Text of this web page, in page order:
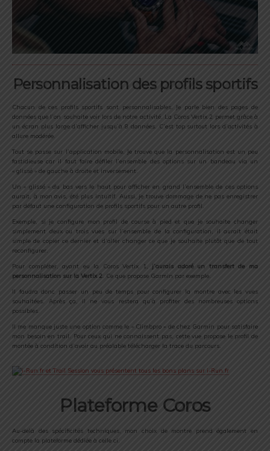
Personnalisation des profils sportifs
Chacun de ces profils sportifs sont personnalisables. Je parle bien des pages de
données que l’on souhaite voir lors de notre activité. La Coros Vertix 2 permet grâce à
un écran plus large d’afficher jusqu’à 8 données. C’est top surtout lors d’activités à
allure modérée.
Tout se passe sur l’application mobile. Je trouve que la personnalisation est un peu
fastidieuse car il faut faire défiler l’ensemble des options sur un bandeau via un
« glissé » de gauche à droite et inversement.
Un « glissé » du bas vers le haut pour afficher en grand l’ensemble de ces options
aurait, à mon avis, été plus intuitif. Aussi, je trouve dommage de ne pas enregistrer
par défaut une configuration de profils sportifs pour un autre profil.
Exemple, si je configure mon profil de course à pied et que je souhaite changer
simplement deux ou trois vues sur l’ensemble de la configuration, il aurait était
simple de copier ce dernier et d’aller changer ce que je souhaite plutôt que de tout
reconfigurer.
Pour compléter, ayant eu la Coros Vertix 1, j’aurais adoré un transfert de ma
personnalisation sur la Vertix 2 . Ce que propose Garmin par exemple.
Il faudra donc passer un peu de temps pour configurer la montre avec les vues
souhaitées. Après ça, il ne vous restera qu’à profiter des nombreuses options
possibles.
Il me manque juste une option comme le « Climbpro » de chez Garmin pour satisfaire
mon besoin en trail. Pour ceux qui ne connaissent pas, cette vue propose le profil de
montée à condition d’avoir au préalable télécharger la trace du parcours.
Plateforme Coros
Au-delà des spécificités techniques, mon choix de montre prend également en
compte la plateforme dédiée à celle ci.